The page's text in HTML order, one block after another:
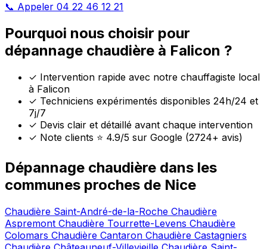
📞 Appeler 04 22 46 12 21
Pourquoi nous choisir pour
dépannage chaudière à Falicon ?
✓ Intervention rapide avec notre chauffagiste local
à Falicon
✓ Techniciens expérimentés disponibles 24h/24 et
7j/7
✓ Devis clair et détaillé avant chaque intervention
✓ Note clients ⭐ 4.9/5 sur Google (2724+ avis)
Dépannage chaudière dans les
communes proches de Nice
Chaudière Saint-André-de-la-Roche Chaudière
Aspremont Chaudière Tourrette-Levens Chaudière
Colomars Chaudière Cantaron Chaudière Castagniers